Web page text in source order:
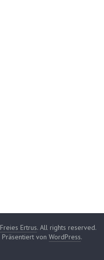
Ertrus. All rights reserved.
Präsentiert vonWordPress.